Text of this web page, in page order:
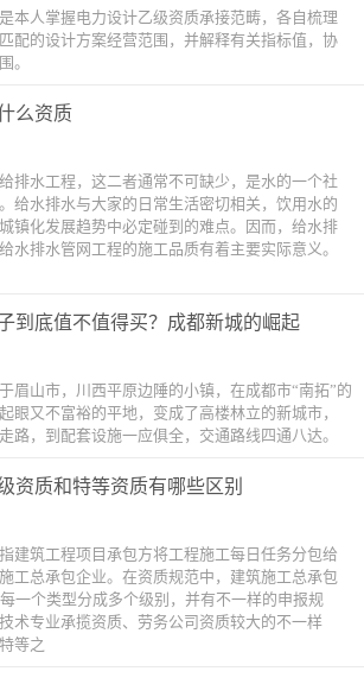
本人掌握电力设计乙级资质承接范畴，各自梳理
配的设计方案经营范围，并解释有关指标值，协
。
么资质
排水工程，这二者通常不可缺少，是水的一个社
给水排水与大家的日常生活密切相关，饮用水的
镇化发展趋势中必定碰到的难点。因而，给水排
水排水管网工程的施工品质有着主要实际意义。
到底值不值得买？成都新城的崛起
眉山市，川西平原边陲的小镇，在成都市“南拓”的
眼又不富裕的平地，变成了高楼林立的新城市，
路，到配套设施一应俱全，交通路线四通八达。
资质和特等资质有哪些区别
建筑工程项目承包方将工程施工每日任务分包给
工总承包企业。在资质规范中，建筑施工总承包
一个类型分成多个级别，并有不一样的申报规
术专业承揽资质、劳务公司资质较大的不一样
等之